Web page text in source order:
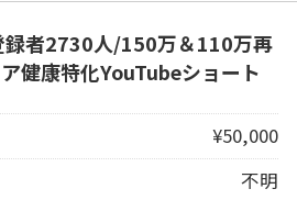
録者2730人/150万＆110万再
健康特化YouTubeショート
¥50,000
不明